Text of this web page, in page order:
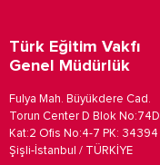
Türk Eğitim Vakfı
Genel Müdürlük
Fulya Mah. Büyükdere Cad.
Torun Center D Blok No:74D
Kat:2 Ofis No:4-7 PK: 34394
Şişli-İstanbul / TÜRKİYE